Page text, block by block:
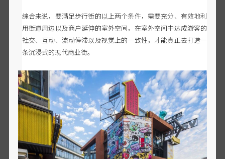
综合来说，要满足步行街的以上两个条件，需要充分、有效地利
用街道周边以及商户延伸的室外空间，在室外空间中达成游客的
社交、互动、流动停滞以及视觉上的一致性，才能真正去打造一
条沉浸式的现代商业街。